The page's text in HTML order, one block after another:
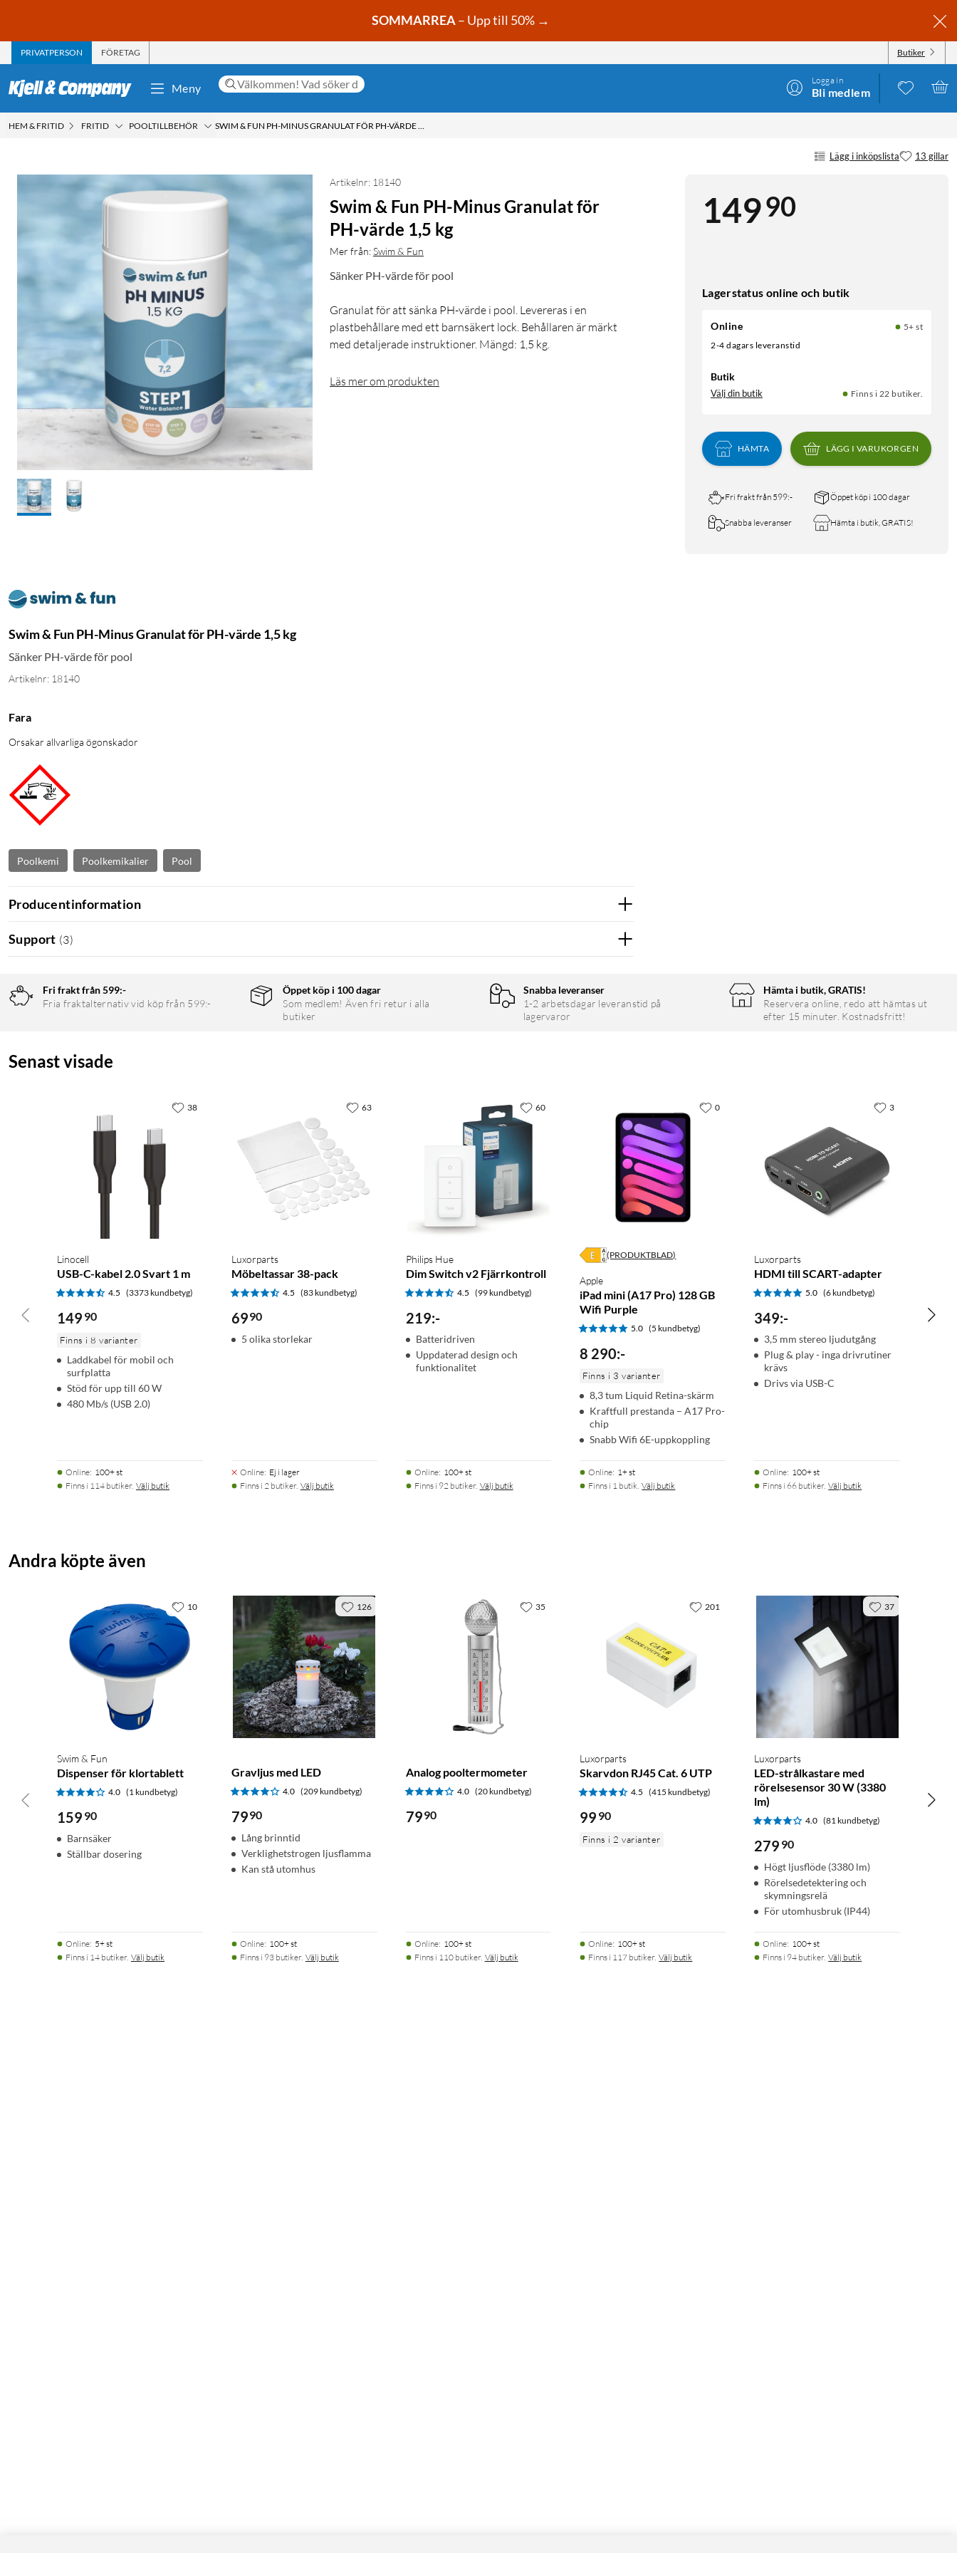
SOMMARREA– Upp till 50% →
PRIVATPERSON FÖRETAG Butiker
Meny
Logga in
Bli medlem
HEM & FRITID FRITID POOLTILLBEHÖR SWIM & FUN PH-MINUS GRANULAT FÖR PH-VÄRDE 1,5 KG
Lägg i inköpslista 13 gillar
14990
Lagerstatus online och butik
Online
5+ st
2-4 dagars leveranstid
Butik
Välj din butik Finns i 22 butiker.
HÄMTA LÄGG I VARUKORGEN
Fri frakt från 599:- Öppet köp i 100 dagar
Snabba leveranser Hämta i butik, GRATIS!
Artikelnr: 18140
Swim & Fun PH-Minus Granulat för
PH-värde 1,5 kg
Mer från:Swim & Fun
Sänker PH-värde för pool
Granulat för att sänka PH-värde i pool. Levereras i en
plastbehållare med ett barnsäkert lock. Behållaren är märkt
med detaljerade instruktioner. Mängd: 1,5 kg.
Läs mer om produkten
Swim & Fun PH-Minus Granulat för PH-värde 1,5 kg
Sänker PH-värde för pool
Artikelnr: 18140
Fara
Orsakar allvarliga ögonskador
Poolkemi Poolkemikalier Pool
Producentinformation
Support (3)
Fri frakt från 599:-
Fria fraktalternativ vid köp från 599:-
Öppet köp i 100 dagar
Som medlem! Även fri retur i alla
butiker
Snabba leveranser
1-2 arbetsdagar leveranstid på
lagervaror
Hämta i butik, GRATIS!
Reservera online, redo att hämtas ut
efter 15 minuter. Kostnadsfritt!
Senast visade
Linocell
USB-C-kabel 2.0 Svart 1 m
4.5 (3373 kundbetyg)
149 90
Finns i 8 varianter
Laddkabel för mobil och
surfplatta
Stöd för upp till 60 W
480 Mb/s (USB 2.0)
Online: 100+ st
Finns i 114 butiker. Välj butik
38
Luxorparts
Möbeltassar 38-pack
4.5 (83 kundbetyg)
6990
5 olika storlekar
Online: Ej i lager
Finns i 2 butiker. Välj butik
63
Philips Hue
Dim Switch v2 Fjärrkontroll
4.5 (99 kundbetyg)
219:-
Batteridriven
Uppdaterad design och
funktionalitet
Online: 100+ st
Finns i 92 butiker. Välj butik
60
(PRODUKTBLAD)
Apple
iPad mini (A17 Pro) 128 GB
Wifi Purple
5.0 (5 kundbetyg)
8 290:-
Finns i 3 varianter
8,3 tum Liquid Retina-skärm
Kraftfull prestanda – A17 Pro-
chip
Snabb Wifi 6E-uppkoppling
Online: 1+ st
Finns i 1 butik. Välj butik
0
Luxorparts
HDMI till SCART-adapter
5.0 (6 kundbetyg)
349:-
3,5 mm stereo ljudutgång
Plug & play - inga drivrutiner
krävs
Drivs via USB-C
Online: 100+ st
Finns i 66 butiker. Välj butik
3
Andra köpte även
Swim & Fun
Dispenser för klortablett
4.0 (1 kundbetyg)
159 90
Barnsäker
Ställbar dosering
Online: 5+ st
Finns i 14 butiker. Välj butik
10
Gravljus med LED
4.0 (209 kundbetyg)
7990
Lång brinntid
Verklighetstrogen ljusflamma
Kan stå utomhus
Online: 100+ st
Finns i 93 butiker. Välj butik
126
Analog pooltermometer
4.0 (20 kundbetyg)
7990
Online: 100+ st
Finns i 110 butiker. Välj butik
35
Luxorparts
Skarvdon RJ45 Cat. 6 UTP
4.5 (415 kundbetyg)
99 90
Finns i 2 varianter
Online: 100+ st
Finns i 117 butiker. Välj butik
201
Luxorparts
LED-strålkastare med
rörelsesensor 30 W (3380
lm)
4.0 (81 kundbetyg)
279 90
Högt ljusflöde (3380 lm)
Rörelsedetektering och
skymningsrelä
För utomhusbruk (IP44)
Online: 100+ st
Finns i 94 butiker. Välj butik
37